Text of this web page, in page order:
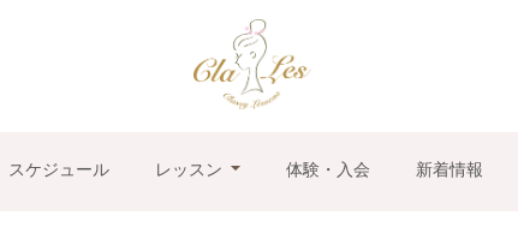
スケジュール レッスン 体験・入会 新着情報